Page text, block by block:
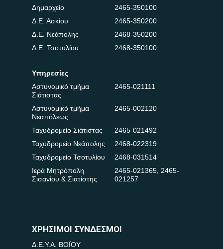
Δημαρχείο
2465-350100
Δ.Ε. Ασκίου
2465-350200
Δ.Ε. Νεάπολης
2468-350200
Δ.Ε. Τσοτυλίου
2468-350100
Υπηρεσίες
Αστυνομικό τμήμα
Σιάτιστας
2465-021111
Αστυνομικό τμήμα
Νεαπόλεως
2465-002120
Ταχυδρομείο Σιάτιστας
2465-021492
Ταχυδρομείο Νεάπολης
2468-022319
Ταχυδρομείο Τσοτυλίου
2468-031514
Ιερά Μητρόπολη
Σισανίου & Σιατίστης
2465-021365, 2465-
021257
ΧΡΗΣΙΜΟΙ ΣΥΝΔΕΣΜΟΙ
Δ.Ε.Υ.Α. ΒΟΪΟΥ